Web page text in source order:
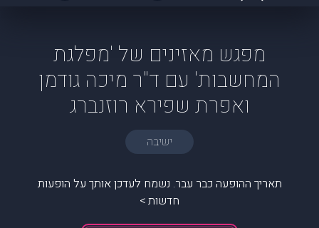
מפגש מאזינים של 'מפלגת
המחשבות' עם ד"ר מיכה גודמן
ואפרת שפירא רוזנברג
ישיבה
תאריך ההופעה כבר עבר. נשמח לעדכן אותך על הופעות
חדשות >